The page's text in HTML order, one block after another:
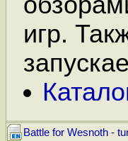
игр.
Battle for Wesnoth -